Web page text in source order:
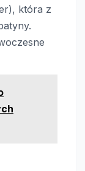
która z